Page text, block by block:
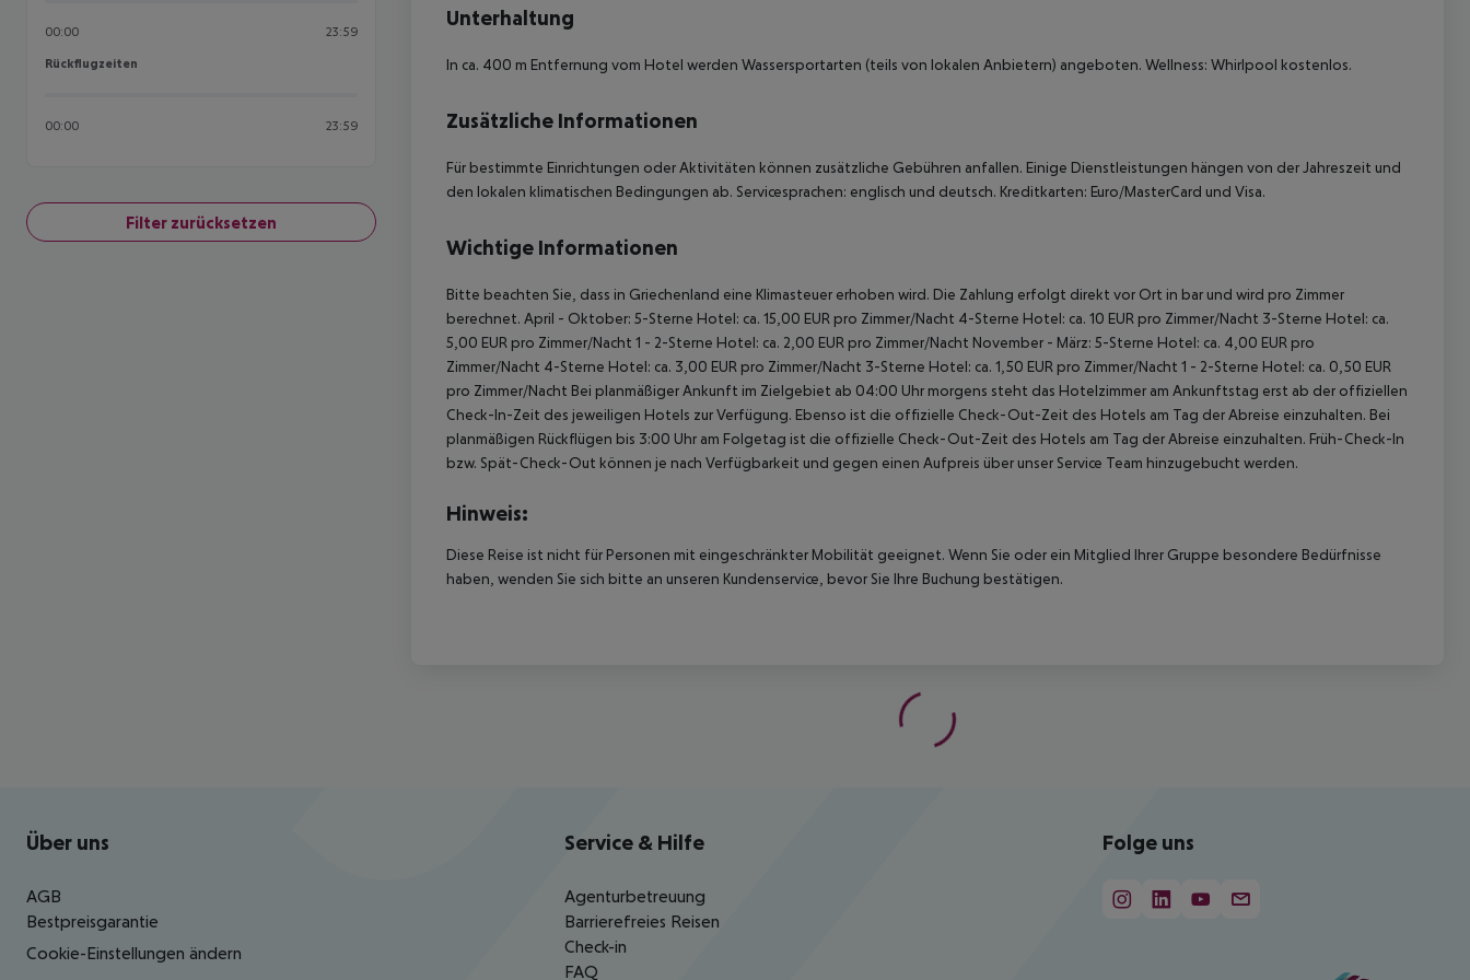
00:00 23:59
Rückflugzeiten
Rückflugzeiten
00:00 23:59
Filter zurücksetzen
Unterhaltung
In ca. 400 m Entfernung vom Hotel werden Wassersportarten (teils von lokalen Anbietern) angeboten. Wellness: Whirlpool kostenlos.
Zusätzliche Informationen
Für bestimmte Einrichtungen oder Aktivitäten können zusätzliche Gebühren anfallen. Einige Dienstleistungen hängen von der Jahreszeit und
den lokalen klimatischen Bedingungen ab. Servicesprachen: englisch und deutsch. Kreditkarten: Euro/MasterCard und Visa.
Wichtige Informationen
Bitte beachten Sie, dass in Griechenland eine Klimasteuer erhoben wird. Die Zahlung erfolgt direkt vor Ort in bar und wird pro Zimmer
berechnet. April - Oktober: 5-Sterne Hotel: ca. 15,00 EUR pro Zimmer/Nacht 4-Sterne Hotel: ca. 10 EUR pro Zimmer/Nacht 3-Sterne Hotel: ca.
5,00 EUR pro Zimmer/Nacht 1 - 2-Sterne Hotel: ca. 2,00 EUR pro Zimmer/Nacht November - März: 5-Sterne Hotel: ca. 4,00 EUR pro
Zimmer/Nacht 4-Sterne Hotel: ca. 3,00 EUR pro Zimmer/Nacht 3-Sterne Hotel: ca. 1,50 EUR pro Zimmer/Nacht 1 - 2-Sterne Hotel: ca. 0,50 EUR
pro Zimmer/Nacht Bei planmäßiger Ankunft im Zielgebiet ab 04:00 Uhr morgens steht das Hotelzimmer am Ankunftstag erst ab der offiziellen
Check-In-Zeit des jeweiligen Hotels zur Verfügung. Ebenso ist die offizielle Check-Out-Zeit des Hotels am Tag der Abreise einzuhalten. Bei
planmäßigen Rückflügen bis 3:00 Uhr am Folgetag ist die offizielle Check-Out-Zeit des Hotels am Tag der Abreise einzuhalten. Früh-Check-In
bzw. Spät-Check-Out können je nach Verfügbarkeit und gegen einen Aufpreis über unser Service Team hinzugebucht werden.
Hinweis:
Diese Reise ist nicht für Personen mit eingeschränkter Mobilität geeignet. Wenn Sie oder ein Mitglied Ihrer Gruppe besondere Bedürfnisse
haben, wenden Sie sich bitte an unseren Kundenservice, bevor Sie Ihre Buchung bestätigen.
Footer navigation
Über uns
AGB
Bestpreisgarantie
Cookie-Einstellungen ändern
Service & Hilfe
Agenturbetreuung
Barrierefreies Reisen
Check-in
FAQ
Folge uns